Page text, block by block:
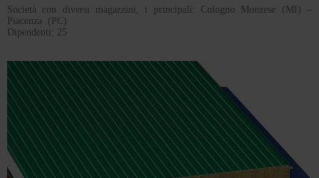
Società con diversi magazzini, i principali: Cologno Monzese (MI) –
Piacenza (PC)
Dipendenti: 25